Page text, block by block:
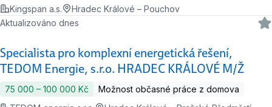
Kingspan a.s. Hradec Králové – Pouchov
Specialista pro komplexní energetická řešení,
TEDOM Energie, s.r.o. HRADEC KRÁLOVÉ M/Ž
Aktualizováno dnes
75 000 ‍–‍ 100 000 Kč
Možnost občasné práce z domova